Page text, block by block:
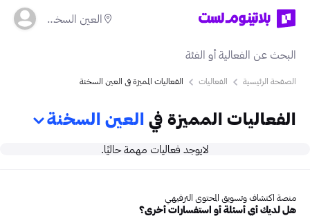
العين السخنة
الصفحة الرئيسية الفعاليات الفعاليات المميزة في العين السخنة
الفعاليات المميزة في العين السخنة
لايوجد فعاليات مهمة حاليًا.
منصة اكتشاف وتسويق المحتوى الترفيهي
هل لديك أي أسئلة أو استفسارات أخرى؟